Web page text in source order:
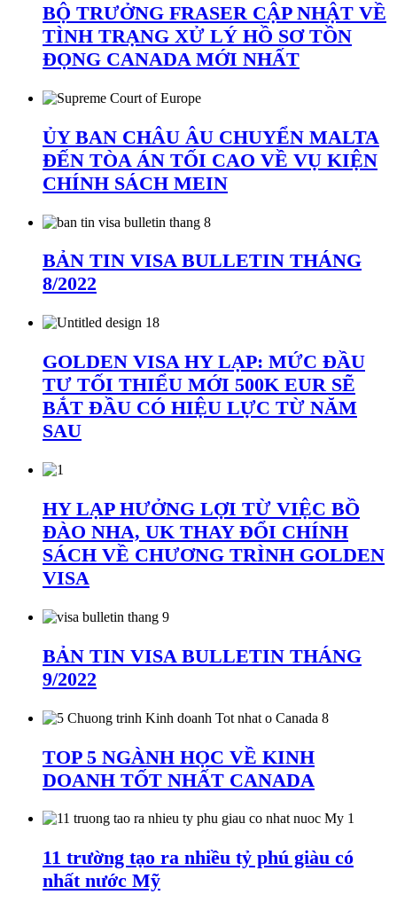
BỘ TRƯỞNG FRASER CẬP NHẬT VỀ
TÌNH TRẠNG XỬ LÝ HỒ SƠ TỒN
ĐỌNG CANADA MỚI NHẤT
ỦY BAN CHÂU ÂU CHUYỂN MALTA
ĐẾN TÒA ÁN TỐI CAO VỀ VỤ KIỆN
CHÍNH SÁCH MEIN
BẢN TIN VISA BULLETIN THÁNG
8/2022
GOLDEN VISA HY LẠP: MỨC ĐẦU
TƯ TỐI THIỂU MỚI 500K EUR SẼ
BẮT ĐẦU CÓ HIỆU LỰC TỪ NĂM
SAU
HY LẠP HƯỞNG LỢI TỪ VIỆC BỒ
ĐÀO NHA, UK THAY ĐỔI CHÍNH
SÁCH VỀ CHƯƠNG TRÌNH GOLDEN
VISA
BẢN TIN VISA BULLETIN THÁNG
9/2022
TOP 5 NGÀNH HỌC VỀ KINH
DOANH TỐT NHẤT CANADA
11 trường tạo ra nhiều tỷ phú giàu có
nhất nước Mỹ